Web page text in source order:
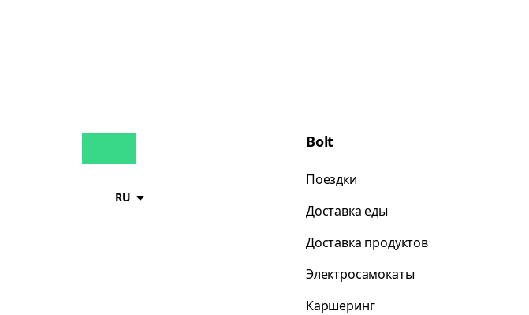
RU
Bolt
Поездки
Доставка еды
Доставка продуктов
Электросамокаты
Каршеринг